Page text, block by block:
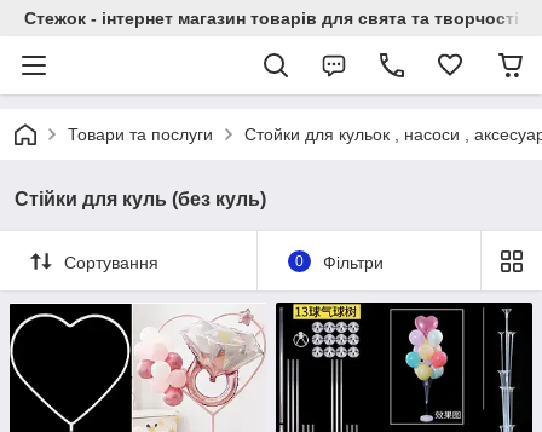
Стежок - інтернет магазин товарів для свята та творчості
Товари та послуги Стойки для кульок , насоси ,
Стійки для куль (без куль)
Сортування 0 Фільтри